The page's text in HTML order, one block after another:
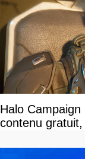
Halo
contenu